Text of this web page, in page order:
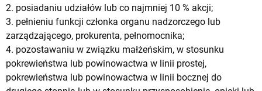
2. posiadaniu udziałów lub co najmniej 10 % akcji;
3. pełnieniu funkcji członka organu nadzorczego lub
zarządzającego, prokurenta, pełnomocnika;
4. pozostawaniu w związku małżeńskim, w stosunku
pokrewieństwa lub powinowactwa w linii prostej,
pokrewieństwa lub powinowactwa w linii bocznej do